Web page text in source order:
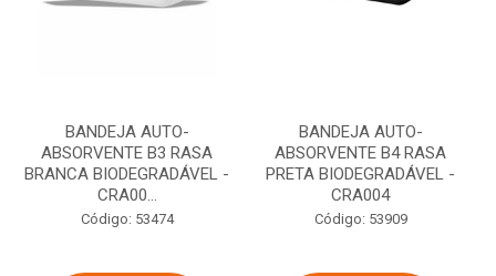
BANDEJA AUTO-
ABSORVENTE B3 RASA
BRANCA BIODEGRADÁVEL -
CRA00...
Código: 53474
BANDEJA AUTO-
ABSORVENTE B4 RASA
PRETA BIODEGRADÁVEL -
CRA004
Código: 53909